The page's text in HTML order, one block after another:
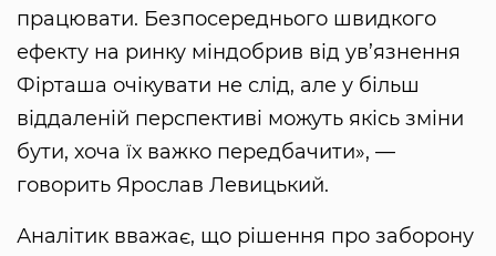
працювати. Безпосереднього швидкого
ефекту на ринку міндобрив від ув’язнення
Фірташа очікувати не слід, але у більш
віддаленій перспективі можуть якісь зміни
бути, хоча їх важко передбачити», —
говорить Ярослав Левицький.
Аналітик вважає, що рішення про заборону